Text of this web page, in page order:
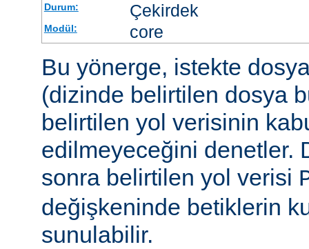
Durum: Çekirdek
Modül: core
Bu yönerge, istekte
(dizinde belirtilen dosya
belirtilen yol verisinin
edilmeyeceğini denetler.
sonra belirtilen yol verisi
değişkeninde betiklerin
sunulabilir.